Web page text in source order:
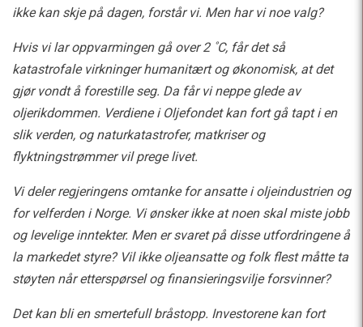
ikke kan skje på dagen, forstår vi. Men har vi noe valg?
Hvis vi lar oppvarmingen gå over 2 ˚C, får det så
katastrofale virkninger humanitært og økonomisk, at det
gjør vondt å forestille seg. Da får vi neppe glede av
oljerikdommen. Verdiene i Oljefondet kan fort gå tapt i en
slik verden, og naturkatastrofer, matkriser og
flyktningstrømmer vil prege livet.
Vi deler regjeringens omtanke for ansatte i oljeindustrien og
for velferden i Norge. Vi ønsker ikke at noen skal miste jobb
og levelige inntekter. Men er svaret på disse utfordringene å
la markedet styre? Vil ikke oljeansatte og folk flest måtte ta
støyten når etterspørsel og finansieringsvilje forsvinner?
Det kan bli en smertefull bråstopp. Investorene kan fort